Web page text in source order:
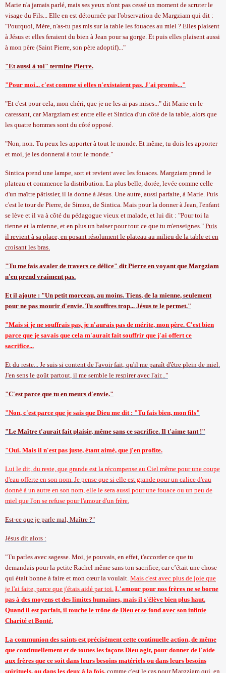
Marie n'a jamais parlé, mais ses yeux n'ont pas cessé un moment de scruter le
visage du Fils... Elle en est détournée par l'observation de Margziam qui dit :
"Pourquoi, Mère, n'as-tu pas mis sur la table les fouaces au miel ? Elles plaisent
à Jésus et elles feraient du bien à Jean pour sa gorge. Et puis elles plaisent aussi
à mon père (Saint Pierre, son père adoptif)..."
"Et aussi à toi" termine Pierre.
"Pour moi... c'est comme si elles n'existaient pas. J'ai promis..."
"Et c'est pour cela, mon chéri, que je ne les ai pas mises..." dit Marie en le
caressant, car Margziam est entre elle et Sintica d'un côté de la table, alors que
les quatre hommes sont du côté opposé.
"Non, non. Tu peux les apporter à tout le monde. Et même, tu dois les apporter
et moi, je les donnerai à tout le monde."
Sintica prend une lampe, sort et revient avec les fouaces. Margziam prend le
plateau et commence la distribution. La plus belle, dorée, levée comme celle
d'un maître pâtissier, il la donne à Jésus. Une autre, aussi parfaite, à Marie. Puis
c'est le tour de Pierre, de Simon, de Sintica. Mais pour la donner à Jean, l'enfant
se lève et il va à côté du pédagogue vieux et malade, et lui dit : "Pour toi la
tienne et la mienne, et en plus un baiser pour tout ce que tu m'enseignes." Puis
il revient à sa place, en posant résolument le plateau au milieu de la table et en
croisant les bras.
"Tu me fais avaler de travers ce délice" dit Pierre en voyant que Margziam
n'en prend vraiment pas.
Et il ajoute : "Un petit morceau, au moins. Tiens, de la mienne, seulement
pour ne pas mourir d'envie. Tu souffres trop... Jésus te le permet."
"Mais si je ne souffrais pas, je n'aurais pas de mérite, mon père. C'est bien
parce que je savais que cela m'aurait fait souffrir que j'ai offert ce
sacrifice...
Et du reste... Je suis si content de l'avoir fait, qu'il me paraît d'être plein de miel.
J'en sens le goût partout, il me semble le respirer avec l'air..."
"C'est parce que tu en meurs d'envie."
"Non, c'est parce que je sais que Dieu me dit : "Tu fais bien, mon fils"
"Le Maître t'aurait fait plaisir, même sans ce sacrifice. Il t'aime tant !"
"Oui. Mais il n'est pas juste, étant aimé, que j'en profite.
Lui le dit, du reste, que grande est la récompense au Ciel même pour une coupe
d'eau offerte en son nom. Je pense que si elle est grande pour un calice d'eau
donné à un autre en son nom, elle le sera aussi pour une fouace ou un peu de
miel que l'on se refuse pour l'amour d'un frère.
Est-ce que je parle mal, Maître ?"
Jésus dit alors :
"Tu parles avec sagesse. Moi, je pouvais, en effet, t'accorder ce que tu
demandais pourla petite Rachel même sans ton sacrifice, car c’était une chose
qui était bonne à faire et mon cœurla voulait. Mais c'est avec plus de joie que
je l'ai faite, parce que j'étais aidé par toi. L'amour pour nos frères ne se borne
pas à des moyens et des limites humaines, mais il s'élève bien plus haut.
Quand il est parfait, il touche le trône de Dieu et se fond avec son infinie
Charité et Bonté.
La communion des saints est précisément cette continuelle action, de même
que continuellement et de toutes les façons Dieu agit, pour donner de l'aide
aux frères que ce soit dans leurs besoins matériels ou dans leurs besoins
spirituels, ou dans les deux à la fois, comme c'est le cas pour Margziam qui, en